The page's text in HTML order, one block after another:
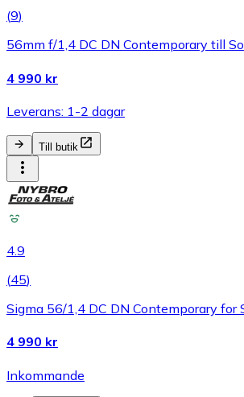
(9)
56mm f/1,4 DC DN Contemporary till
4 990 kr
Leverans: 1-2 dagar
Till butik
4.9
(45)
Sigma 56/1,4 DC DN Contemporary for
4 990 kr
Inkommande